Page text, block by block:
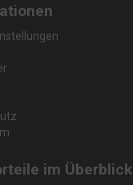
im Überblick